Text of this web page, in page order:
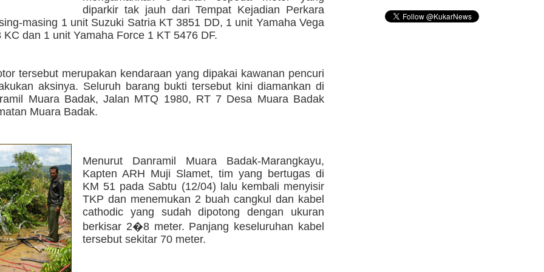
diparkir tak jauh dari Tempat Kejadian Perkara
masing 1 unit Suzuki Satria KT 3851 DD, 1 unit Yamaha Vega
KC dan 1 unit Yamaha Force 1 KT 5476 DF.
tersebut merupakan kendaraan yang dipakai kawanan pencuri
aksinya. Seluruh barang bukti tersebut kini diamankan di
Muara Badak, Jalan MTQ 1980, RT 7 Desa Muara Badak
Muara Badak.
Menurut Danramil Muara Badak-Marangkayu,
Kapten ARH Muji Slamet, tim yang bertugas di
KM 51 pada Sabtu (12/04) lalu kembali menyisir
TKP dan menemukan 2 buah cangkul dan kabel
cathodic yang sudah dipotong dengan ukuran
berkisar 2�8 meter. Panjang keseluruhan kabel
tersebut sekitar 70 meter.